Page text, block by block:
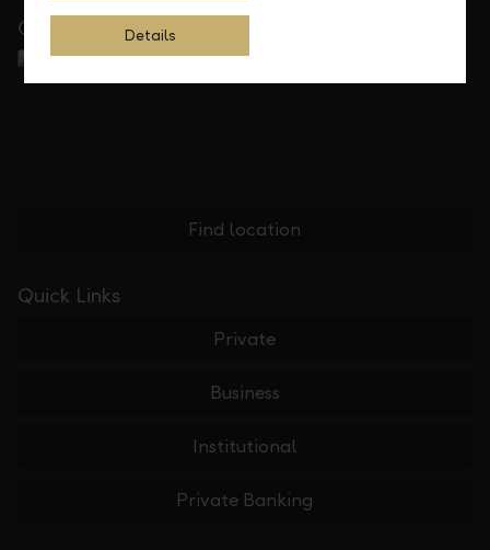
Close to you
Find location
Quick Links
Private
Business
Institutional
Private Banking
Details